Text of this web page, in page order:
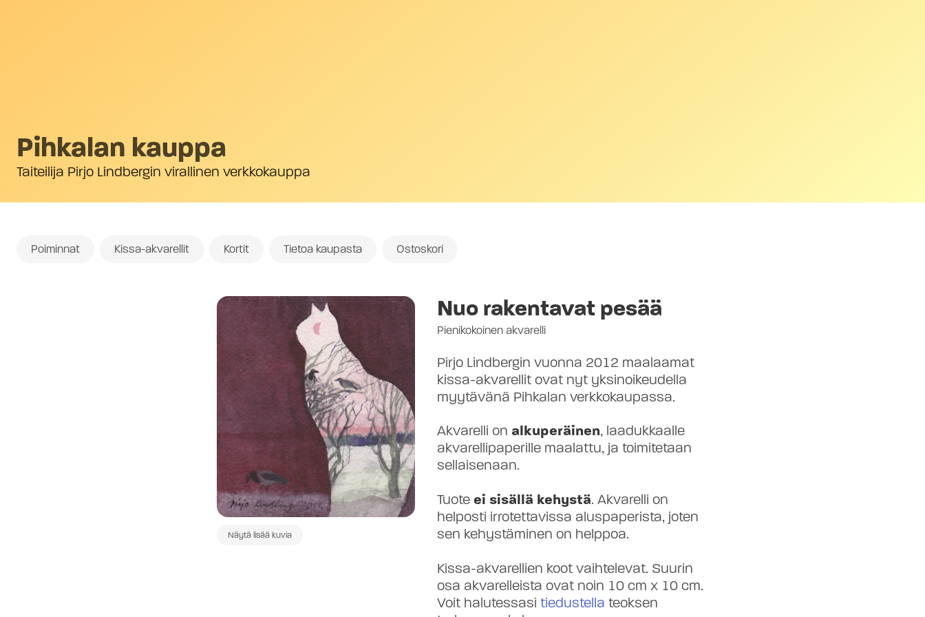
Pihkalan kauppa
Taiteilija Pirjo Lindbergin virallinen verkkokauppa
Poiminnat Kissa-akvarellit Kortit Tietoa kaupasta Ostoskori
Näytä lisää kuvia
Nuo rakentavat pesää
Pienikokoinen akvarelli
Pirjo Lindbergin vuonna 2012 maalaamat
kissa-akvarellit ovat nyt yksinoikeudella
myytävänä Pihkalan verkkokaupassa.
Akvarelli on alkuperäinen, laadukkaalle
akvarellipaperille maalattu, ja toimitetaan
sellaisenaan.
Tuote ei sisällä kehystä. Akvarelli on
helposti irrotettavissa aluspaperista, joten
sen kehystäminen on helppoa.
Kissa-akvarellien koot vaihtelevat. Suurin
osa akvarelleista ovat noin 10 cm × 10 cm.
Voit halutessasi tiedustella teoksen